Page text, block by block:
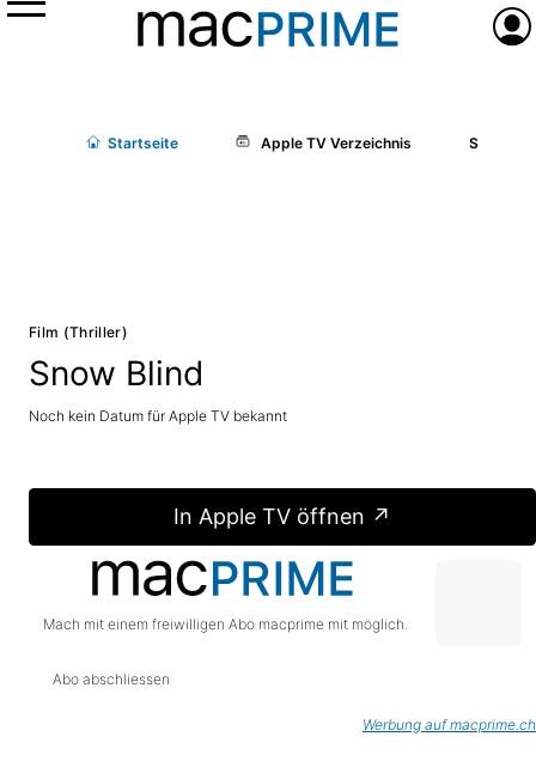
Menü
Startseite Apple TV Verzeichnis Snow
Film (Thriller)
Snow Blind
Noch kein Datum für Apple TV bekannt
In Apple TV öffnen ↗
Mach mit einem freiwilligen Abo macprime mit möglich.
Abo abschliessen
Werbung auf macprime.ch